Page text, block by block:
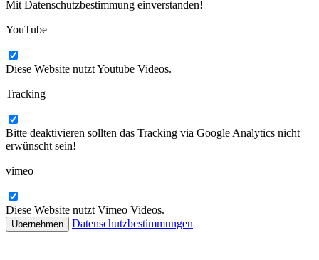
Mit Datenschutzbestimmung einverstanden!
YouTube
Diese Website nutzt Youtube Videos.
Tracking
Bitte deaktivieren sollten das Tracking via Google Analytics nicht
erwünscht sein!
vimeo
Diese Website nutzt Vimeo Videos.
Datenschutzbestimmungen